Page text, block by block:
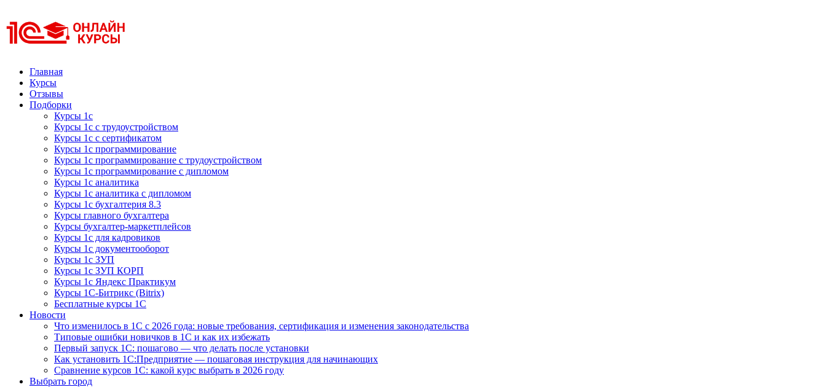
Курсы 1С
Курсы 1С официальная сертификация
Главная
Курсы
Отзывы
Подборки
Курсы 1с
Курсы 1с с трудоустройством
Курсы 1с с сертификатом
Курсы 1с программирование
Курсы 1с программирование с трудоустройством
Курсы 1с программирование с дипломом
Курсы 1с аналитика
Курсы 1с аналитика с дипломом
Курсы 1с бухгалтерия 8.3
Курсы главного бухгалтера
Курсы бухгалтер-маркетплейсов
Курсы 1с для кадровиков
Курсы 1с документооборот
Курсы 1с ЗУП
Курсы 1с ЗУП КОРП
Курсы 1с Яндекс Практикум
Курсы 1С-Битрикс (Bitrix)
Бесплатные курсы 1С
Новости
Что изменилось в 1С с 2026 года: новые требования, сертификация и изменения законодательства
Типовые ошибки новичков в 1С и как их избежать
Первый запуск 1С: пошагово — что делать после установки
Как установить 1С:Предприятие — пошаговая инструкция для начинающих
Сравнение курсов 1С: какой курс выбрать в 2026 году
Выбрать город